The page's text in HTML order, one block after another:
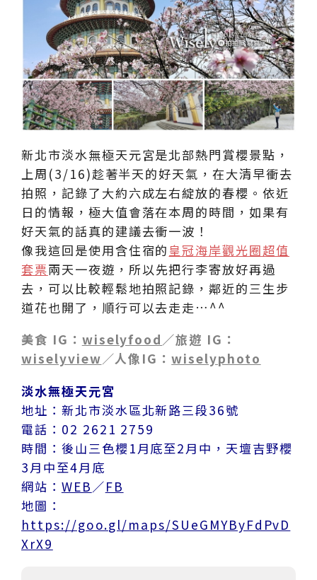
新北市淡水無極天元宮是北部熱門賞櫻景點，
上周(3/16)趁著半天的好天氣，在大清早衝去
拍照，記錄了大約六成左右綻放的春櫻。依近
日的情報，極大值會落在本周的時間，如果有
好天氣的話真的建議去衝一波！
像我這回是使用含住宿的 皇冠海岸觀光圈超值
套票兩天一夜遊，所以先把行李寄放好再過
去，可以比較輕鬆地拍照記錄，鄰近的三生步
道花也開了，順行可以去走走…^^
美食 IG： wiselyfood ／旅遊 IG：
wiselyview／人像IG：wiselyphoto
淡水無極天元宮
地址：新北市淡水區北新路三段36號
電話：02 2621 2759
時間：後山三色櫻1月底至2月中，天壇吉野櫻
3月中至4月底
網站： WEB／FB
地圖：
https://goo.gl/maps/SUeGMYByFdPvD
XrX9